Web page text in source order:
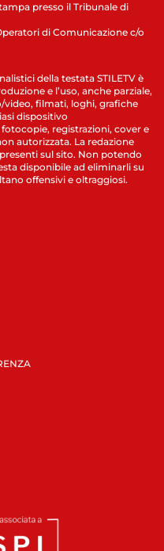
presso il Tribunale di
di Comunicazione c/o
della testata STILETV è
e l’uso, anche parziale,
filmati, loghi, grafiche
dispositivo
registrazioni, cover e
autorizzata. La redazione
sul sito. Non potendo
disponibile ad eliminarli su
offensivi e oltraggiosi.